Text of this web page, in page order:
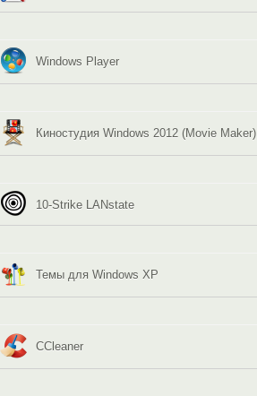
Windows Player
Киностудия Windows 2012 (Movie Maker)
10-Strike LANstate
Темы для Windows XP
CCleaner